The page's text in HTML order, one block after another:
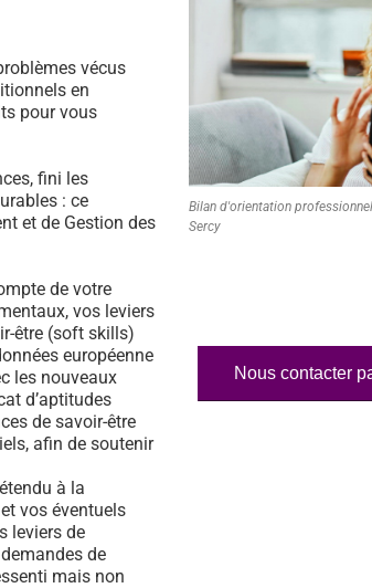
vécus
en
pour vous
fini les
: ce
et de Gestion des
de votre
vos leviers
être (soft skills)
européenne
les nouveaux
d’aptitudes
de savoir-être
afin de soutenir
à la
vos éventuels
leviers de
de
mais non
Bilan d'orientation
Sercy
Nous contacter